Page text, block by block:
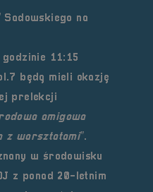
Sadowskiego na
godzinie 11:15
będą mieli okazję
prelekcji
amigowa
z warsztatami”.
w środowisku
z ponad 20-letnim